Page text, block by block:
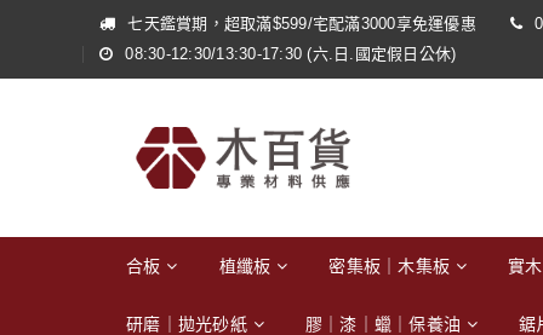
七天鑑賞期，超取滿$599/宅配滿3000享免運優惠
08:30-12:30/13:30-17:30 (六.日.國定假日公休)
合板 植纖板 密集板｜木集板 實
研磨｜拋光砂紙 膠｜漆｜蠟｜保養油 鋸